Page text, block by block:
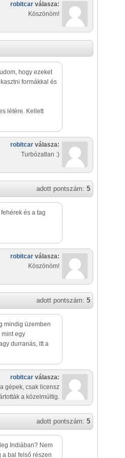
robitcar válasza:
Köszönöm!
hogy ezeket
formákkal és
létére. Kellett
robitcar válasza:
Turbózatlan :)
adott pontszám: 5
és a tag
robitcar válasza:
Köszönöm!
adott pontszám: 5
mindig üzemben
mint egy
durranás, itt a
robitcar válasza:
gépek, csak licensz
a közelmúltig.
adott pontszám: 5
Indiában? Nem
a bal felső részen